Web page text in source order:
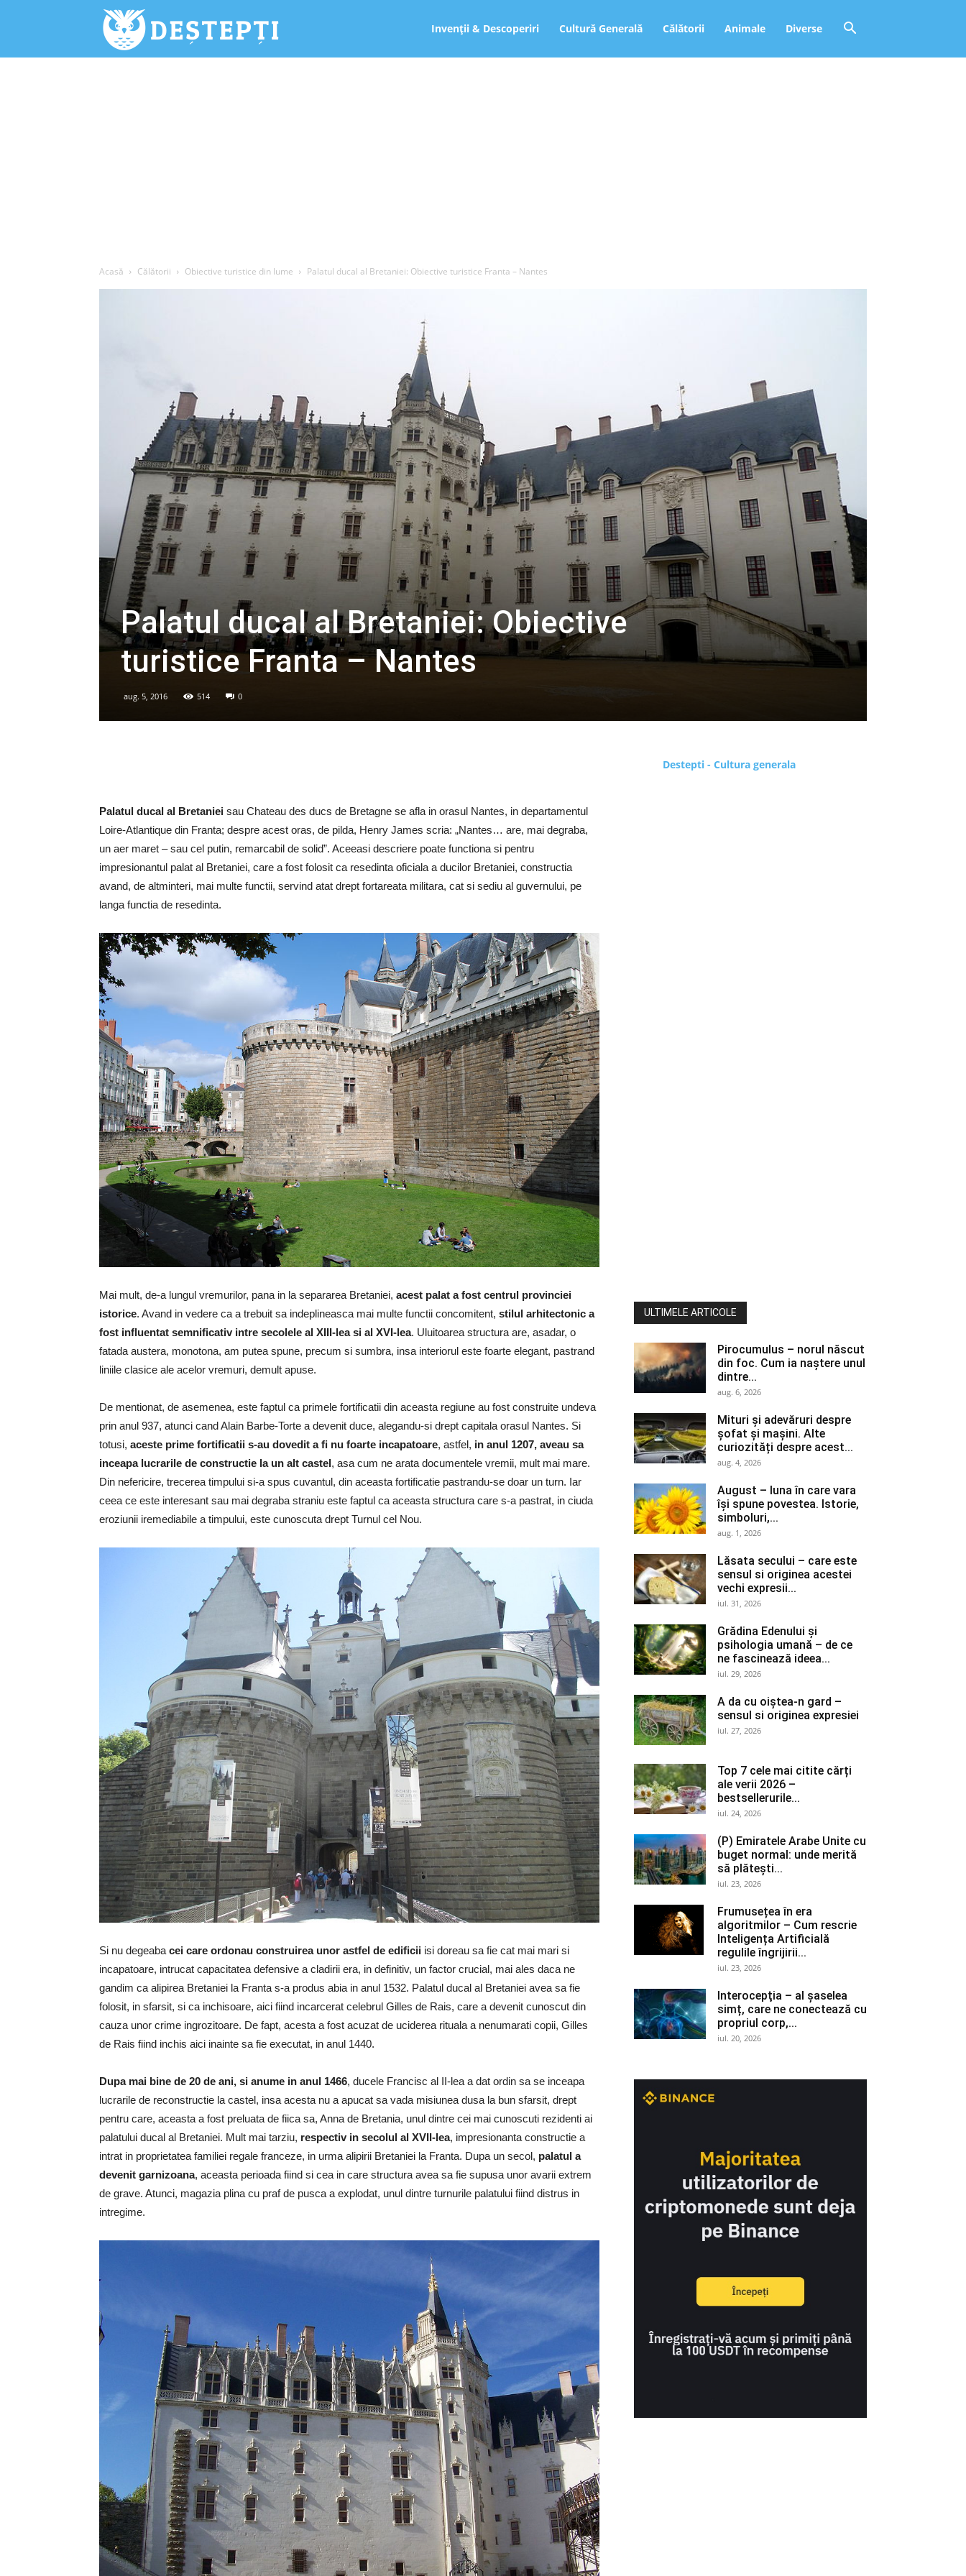
Deștepți.ro Invenții & Descoperiri Cultură Generală Călătorii Animale Diverse
Acasă Călătorii Obiective turistice din lume Palatul ducal al Bretaniei: Obiective turistice Franta – Nantes
Palatul ducal al Bretaniei: Obiective
turistice Franta – Nantes
aug. 5, 2016 514 0
Palatul ducal al Bretaniei sau Chateau des ducs de Bretagne se afla in orasul Nantes, in departamentul
Loire-Atlantique din Franta; despre acest oras, de pilda, Henry James scria: „Nantes… are, mai degraba,
un aer maret – sau cel putin, remarcabil de solid”. Aceeasi descriere poate functiona si pentru
impresionantul palat al Bretaniei, care a fost folosit ca resedinta oficiala a ducilor Bretaniei, constructia
avand, de altminteri, mai multe functii, servind atat drept fortareata militara, cat si sediu al guvernului, pe
langa functia de resedinta.
Mai mult, de-a lungul vremurilor, pana in la separarea Bretaniei, acest palat a fost centrul provinciei
istorice. Avand in vedere ca a trebuit sa indeplineasca mai multe functii concomitent, stilul arhitectonic a
fost influentat semnificativ intre secolele al XIII-lea si al XVI-lea. Uluitoarea structura are, asadar, o
fatada austera, monotona, am putea spune, precum si sumbra, insa interiorul este foarte elegant, pastrand
liniile clasice ale acelor vremuri, demult apuse.
De mentionat, de asemenea, este faptul ca primele fortificatii din aceasta regiune au fost construite undeva
prin anul 937, atunci cand Alain Barbe-Torte a devenit duce, alegandu-si drept capitala orasul Nantes. Si
totusi, aceste prime fortificatii s-au dovedit a fi nu foarte incapatoare, astfel, in anul 1207, aveau sa
inceapa lucrarile de constructie la un alt castel, asa cum ne arata documentele vremii, mult mai mare.
Din nefericire, trecerea timpului si-a spus cuvantul, din aceasta fortificatie pastrandu-se doar un turn. Iar
ceea ce este interesant sau mai degraba straniu este faptul ca aceasta structura care s-a pastrat, in ciuda
eroziunii iremediabile a timpului, este cunoscuta drept Turnul cel Nou.
Si nu degeaba cei care ordonau construirea unor astfel de edificii isi doreau sa fie cat mai mari si
incapatoare, intrucat capacitatea defensive a cladirii era, in definitiv, un factor crucial, mai ales daca ne
gandim ca alipirea Bretaniei la Franta s-a produs abia in anul 1532. Palatul ducal al Bretaniei avea sa fie
folosit, in sfarsit, si ca inchisoare, aici fiind incarcerat celebrul Gilles de Rais, care a devenit cunoscut din
cauza unor crime ingrozitoare. De fapt, acesta a fost acuzat de uciderea rituala a nenumarati copii, Gilles
de Rais fiind inchis aici inainte sa fie executat, in anul 1440.
Dupa mai bine de 20 de ani, si anume in anul 1466, ducele Francisc al II-lea a dat ordin sa se inceapa
lucrarile de reconstructie la castel, insa acesta nu a apucat sa vada misiunea dusa la bun sfarsit, drept
pentru care, aceasta a fost preluata de fiica sa, Anna de Bretania, unul dintre cei mai cunoscuti rezidenti ai
palatului ducal al Bretaniei. Mult mai tarziu, respectiv in secolul al XVII-lea, impresionanta constructie a
intrat in proprietatea familiei regale franceze, in urma alipirii Bretaniei la Franta. Dupa un secol, palatul a
devenit garnizoana, aceasta perioada fiind si cea in care structura avea sa fie supusa unor avarii extrem
de grave. Atunci, magazia plina cu praf de pusca a explodat, unul dintre turnurile palatului fiind distrus in
intregime.
Destepti - Cultura generala
ULTIMELE ARTICOLE
Pirocumulus – norul născut
din foc. Cum ia naștere unul
dintre...
aug. 6, 2026
Mituri și adevăruri despre
șofat și mașini. Alte
curiozități despre acest...
aug. 4, 2026
August – luna în care vara
își spune povestea. Istorie,
simboluri,...
aug. 1, 2026
Lăsata secului – care este
sensul si originea acestei
vechi expresii...
iul. 31, 2026
Grădina Edenului și
psihologia umană – de ce
ne fascinează ideea...
iul. 29, 2026
A da cu oiștea-n gard –
sensul si originea expresiei
iul. 27, 2026
Top 7 cele mai citite cărți
ale verii 2026 –
bestsellerurile...
iul. 24, 2026
(P) Emiratele Arabe Unite cu
buget normal: unde merită
să plătești...
iul. 23, 2026
Frumusețea în era
algoritmilor – Cum rescrie
Inteligența Artificială
regulile îngrijirii...
iul. 23, 2026
Interocepţia – al șaselea
simț, care ne conectează cu
propriul corp,...
iul. 20, 2026